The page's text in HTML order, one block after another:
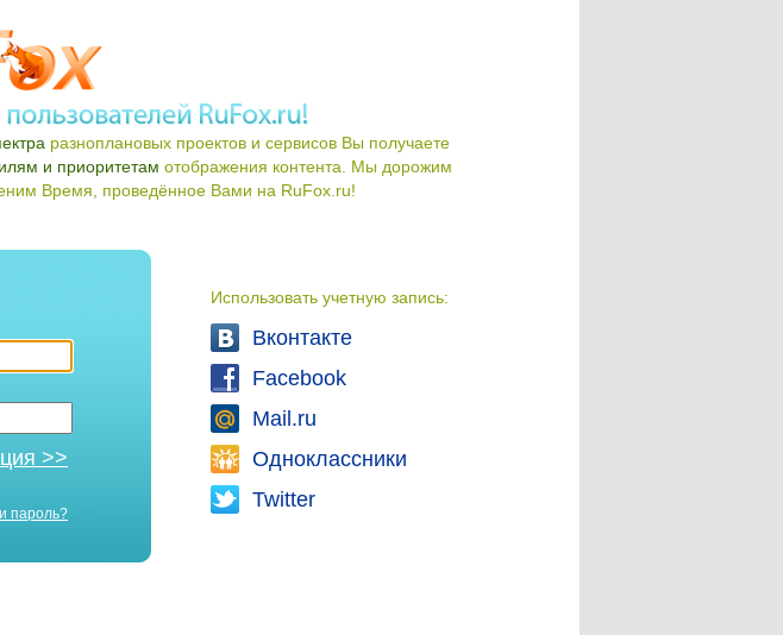
разноплановых проектов и сервисов Вы получаете
и приоритетам отображения контента. Мы дорожим
Время, проведённое Вами на RuFox.ru!
Использовать учетную запись:
Вконтакте
Facebook
Mail.ru
Одноклассники
Twitter
>>
пароль?